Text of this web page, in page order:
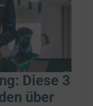
Diese 3
über